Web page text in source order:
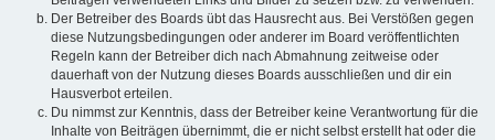
Der Betreiber des Boards übt das Hausrecht aus. Bei Verstößen gegen
diese Nutzungsbedingungen oder anderer im Board veröffentlichten
Regeln kann der Betreiber dich nach Abmahnung zeitweise oder
dauerhaft von der Nutzung dieses Boards ausschließen und dir ein
Hausverbot erteilen.
Du nimmst zur Kenntnis, dass der Betreiber keine Verantwortung für die
Inhalte von Beiträgen übernimmt, die er nicht selbst erstellt hat oder die